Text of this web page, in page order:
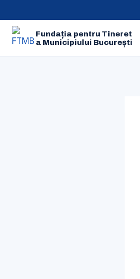
Fundația pentru Tineret
a Municipiului București